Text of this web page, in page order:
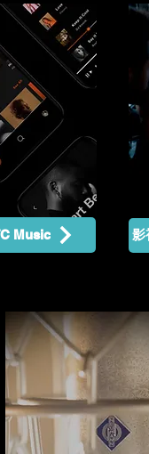
Music 影